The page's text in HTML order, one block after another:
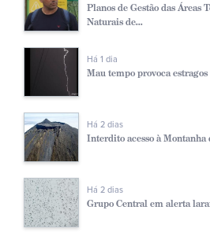
Planos de Gestão das Áreas
Naturais de...
Há 1 dia
Mau tempo provoca
Há 2 dias
Interdito acesso à Montanha
Há 2 dias
Grupo Central em alerta